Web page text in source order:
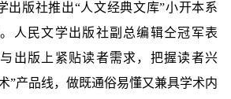
版社推出“人文经典文库”小开本系
人民文学出版社副总编辑仝冠军表
出版上紧贴读者需求，把握读者兴
”产品线，做既通俗易懂又兼具学术内